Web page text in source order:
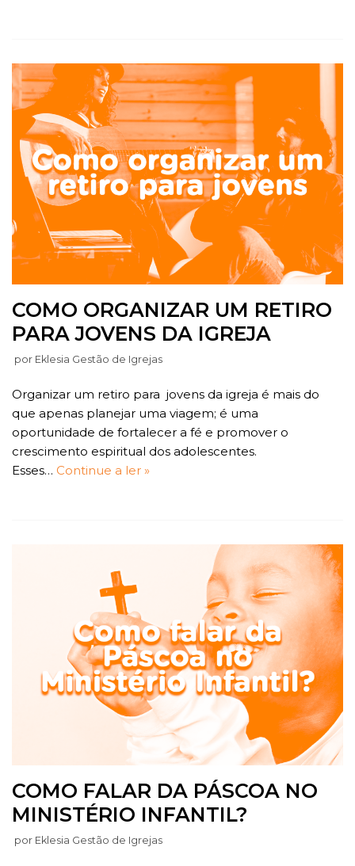
COMO ORGANIZAR UM RETIRO
PARA JOVENS DA IGREJA
por Eklesia Gestão de Igrejas
Organizar um retiro para jovens da igreja é mais do
que apenas planejar uma viagem; é uma
oportunidade de fortalecer a fé e promover o
crescimento espiritual dos adolescentes.
Esses… Continue a ler »
COMO FALAR DA PÁSCOA NO
MINISTÉRIO INFANTIL?
por Eklesia Gestão de Igrejas